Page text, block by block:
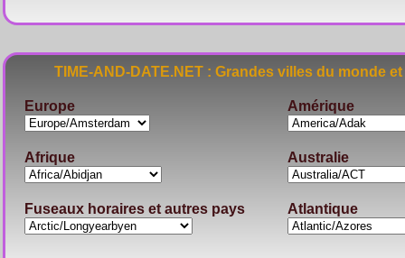
TIME-AND-DATE.NET : Grandes villes du
Europe Amérique
Afrique Australie
Fuseaux horaires et autres pays Atlantique